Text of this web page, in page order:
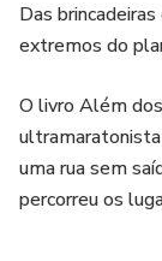
Das
extremos do
O livro Além
ultramaratonista
uma rua sem
percorreu os